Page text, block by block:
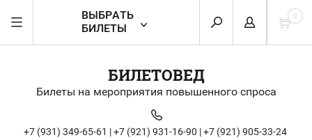
0
ВЫБРАТЬ
БИЛЕТЫ
БИЛЕТОВЕД
Билеты на мероприятия повышенного спроса
+7 (931) 349-65-61 | +7 (921) 931-16-90 | +7 (921) 905-33-24